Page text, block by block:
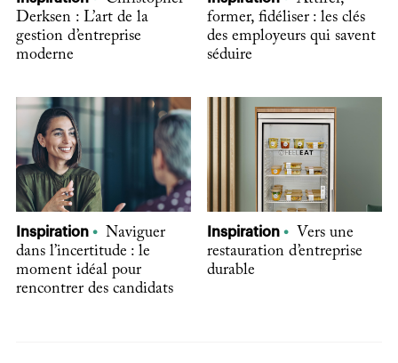
Derksen : L’art de la
gestion d’entreprise
moderne
former, fidéliser : les clés
des employeurs qui savent
séduire
Inspiration
Naviguer
dans l’incertitude : le
moment idéal pour
rencontrer des candidats
Inspiration
Vers une
restauration d’entreprise
durable